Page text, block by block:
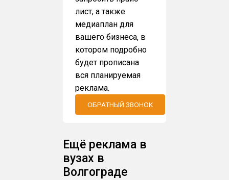
лист, а также
медиаплан для
вашего бизнеса, в
котором подробно
будет прописана
вся планируемая
реклама.
ОБРАТНЫЙ ЗВОНОК
Ещё реклама в
вузах в
Волгограде